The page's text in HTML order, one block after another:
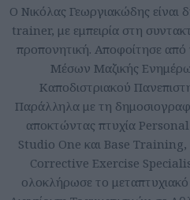
Ο Νικόλας Γεωργιακώδης είναι
trainer, με εμπειρία στη
προπονητική. Αποφοίτησε από
Μέσων Μαζικής
Καποδιστριακού
Παράλληλα με τη
αποκτώντας πτυχία
Studio One και Base Training,
Corrective Exercise
ολοκλήρωσε το